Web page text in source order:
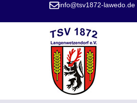
info@tsv1872-lawedo.de